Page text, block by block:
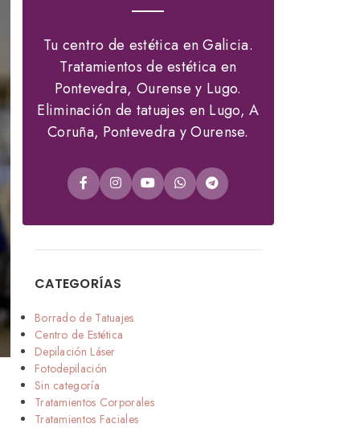
Tu centro de estética en Galicia.
Tratamientos de estética en
Pontevedra, Ourense y Lugo.
Eliminación de tatuajes en Lugo, A
Coruña, Pontevedra y Ourense.
CATEGORÍAS
Borrado de Tatuajes
Centro de Estética
Depilación Láser
Fotodepilación
Sin categoría
Tratamientos Corporales
Tratamientos Faciales